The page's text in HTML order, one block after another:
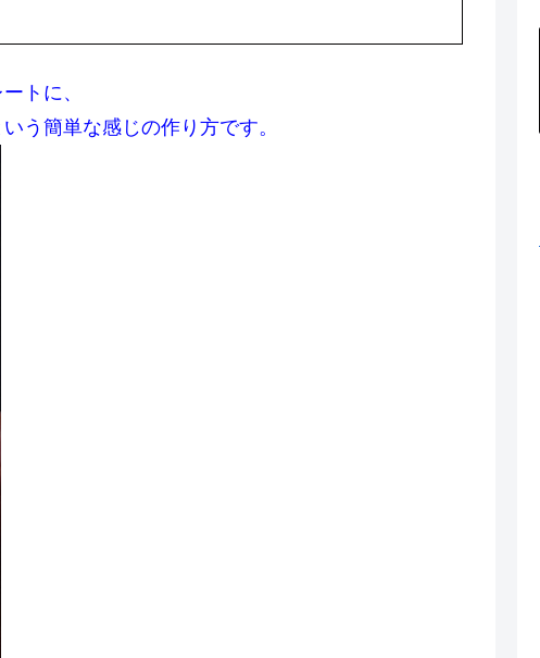
トに、
う簡単な感じの作り方です。